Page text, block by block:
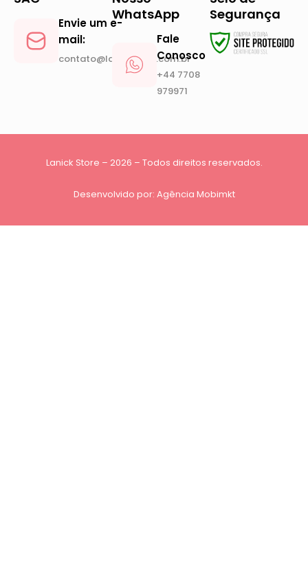
Envie um e-
mail:
contato@lanickstore.com.br
WhatsApp
Fale
Conosco
+44 7708
979971
Segurança
Lanick Store – 2026 – Todos direitos reservados.
Desenvolvido por: Agência Mobimkt